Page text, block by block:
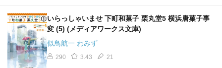
いらっしゃいませ 下町和菓子 栗丸堂5 横浜唐菓子事
変 (5) (メディアワークス文庫)
似鳥航一 わみず
290 3.43 21